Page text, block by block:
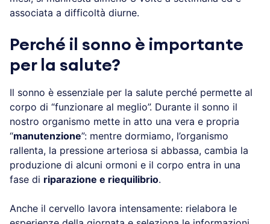
settimana ed è associata a difficoltà diurne.
Perché il sonno è importante
per la salute?
Il sonno è essenziale per la salute perché permette
al corpo di “funzionare al meglio”. Durante il sonno il
nostro organismo mette in atto una vera e propria
“ manutenzione ”: mentre dormiamo, l’organismo
rallenta, la pressione arteriosa si abbassa, cambia la
produzione di alcuni ormoni e il corpo entra in una
fase di
riparazione e riequilibrio
Anche il cervello lavora intensamente: rielabora le
esperienze della giornata e seleziona le informazioni